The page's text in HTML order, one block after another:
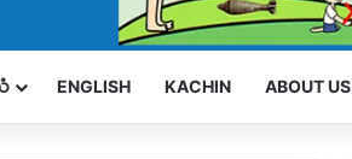
ENGLISH KACHIN ABOUT US